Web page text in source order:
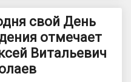
свой День
отмечает
Витальевич